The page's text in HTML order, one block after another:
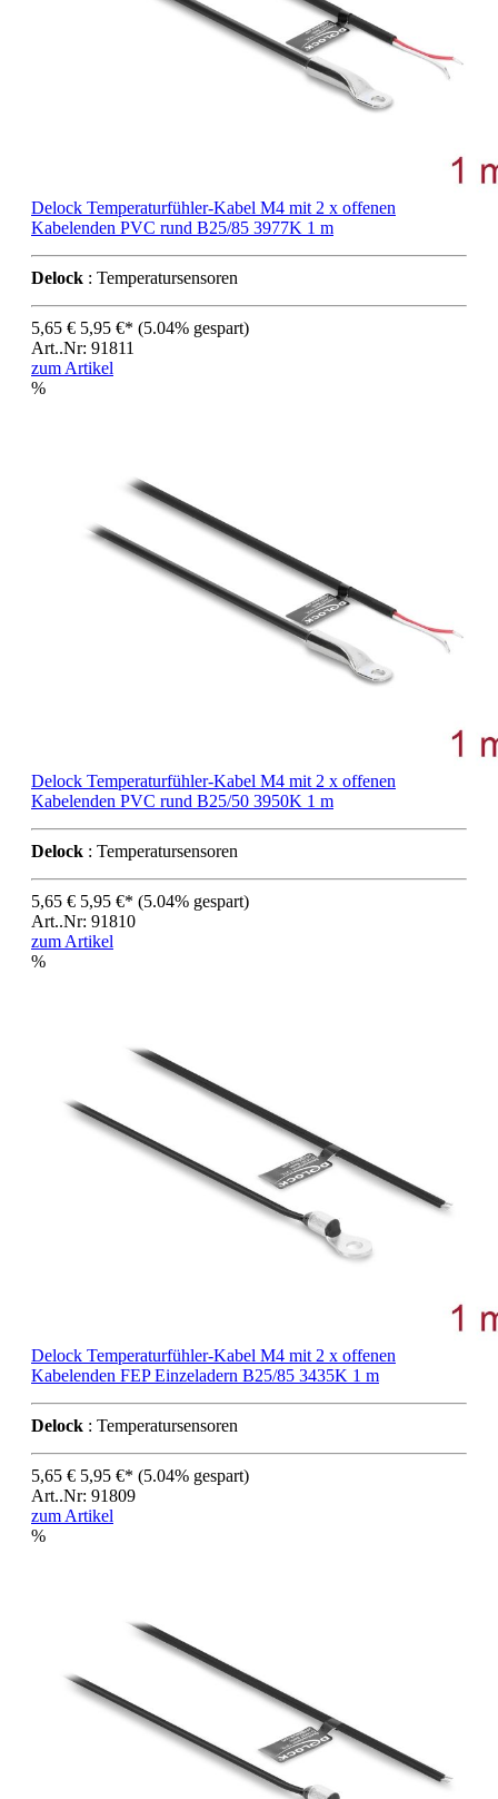
Delock Temperaturfühler-Kabel M4 mit 2 x offenen
Kabelenden PVC rund B25/85 3977K 1 m
Delock : Temperatursensoren
5,65 € 5,95 €* (5.04% gespart)
Art..Nr: 91811
zum Artikel
%
Delock Temperaturfühler-Kabel M4 mit 2 x offenen
Kabelenden PVC rund B25/50 3950K 1 m
Delock : Temperatursensoren
5,65 € 5,95 €* (5.04% gespart)
Art..Nr: 91810
zum Artikel
%
Delock Temperaturfühler-Kabel M4 mit 2 x offenen
Kabelenden FEP Einzeladern B25/85 3435K 1 m
Delock : Temperatursensoren
5,65 € 5,95 €* (5.04% gespart)
Art..Nr: 91809
zum Artikel
%